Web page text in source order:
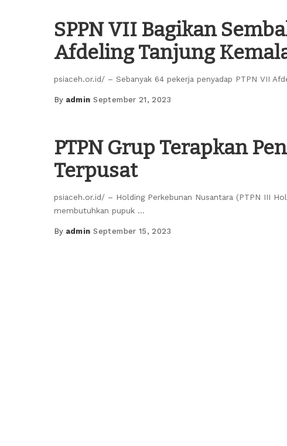
SPPN VII Bagikan
Afdeling Tanjung
psiaceh.or.id/ – Sebanyak 64 pekerja penyadap PTPN VII
Posted
By admin September 21, 2023
PTPN Grup Terapkan
Terpusat
psiaceh.or.id/ – Holding Perkebunan Nusantara (PTPN III
membutuhkan pupuk ...
Posted
By admin September 15, 2023